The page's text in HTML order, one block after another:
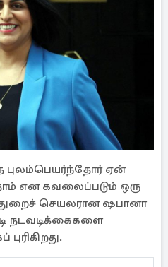
புலம்பெயர்ந்தோர் ஏன்
என கவலைப்படும் ஒரு
செயலரான ஷபானா
நடவடிக்கைகளை